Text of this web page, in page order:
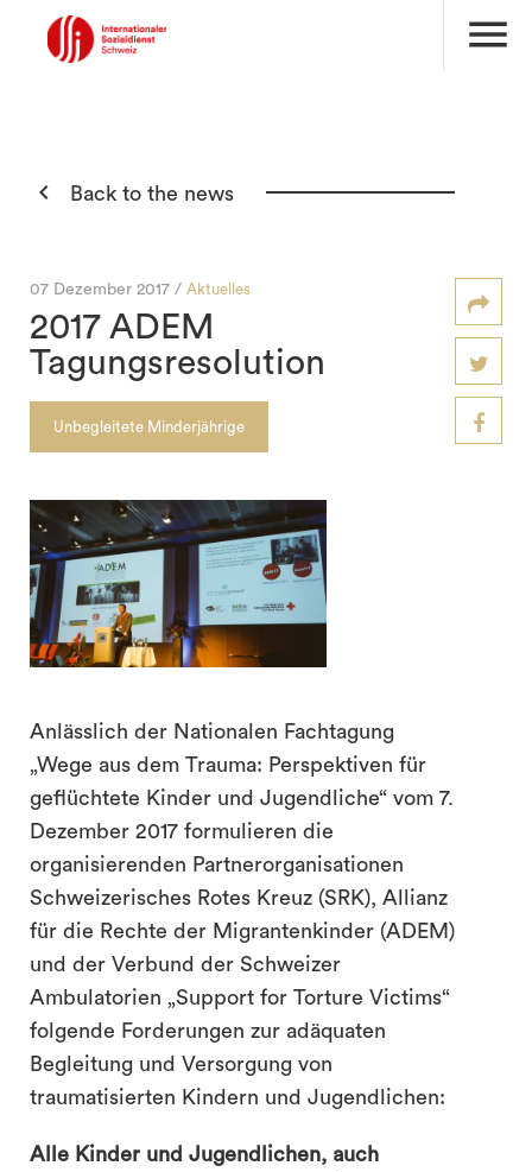
menu
 Back to the news
07 Dezember 2017 / Aktuelles
2017 ADEM
Tagungsresolution
Unbegleitete Minderjährige
Anlässlich der Nationalen Fachtagung
„Wege aus dem Trauma: Perspektiven für
geflüchtete Kinder und Jugendliche“ vom 7.
Dezember 2017 formulieren die
organisierenden Partnerorganisationen
Schweizerisches Rotes Kreuz (SRK), Allianz
für die Rechte der Migrantenkinder (ADEM)
und der Verbund der Schweizer
Ambulatorien „Support for Torture Victims“
folgende Forderungen zur adäquaten
Begleitung und Versorgung von
traumatisierten Kindern und Jugendlichen:
Alle Kinder und Jugendlichen, auch